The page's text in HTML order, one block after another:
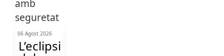
06 Agost 2026
L’eclipsi